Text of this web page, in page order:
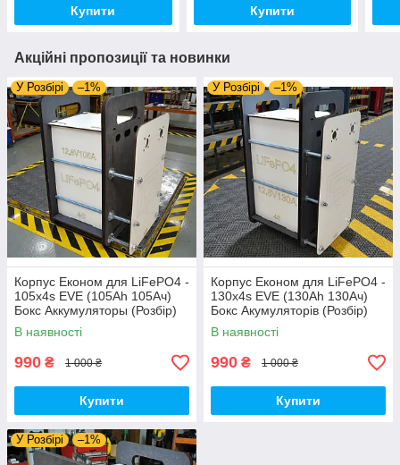
Купити Купити
Акційні пропозиції та новинки
У Розбірі –1%
Корпус Економ для LiFePO4 -
105х4s EVE (105Ah 105Ач)
Бокс Аккумуляторы (Розбір)
Деревянный Ящик Коробка
под Елементы Батареи
В наявності
990 ₴ 1 000 ₴
Купити
У Розбірі –1%
Корпус Економ для LiFePO4 -
130х4s EVE (130Ah 130Ач)
Бокс Акумуляторів (Розбір)
Дерев'яний Ящик Коробка
для Елементів Батарей А
В наявності
990 ₴ 1 000 ₴
Купити
У Розбірі –1%